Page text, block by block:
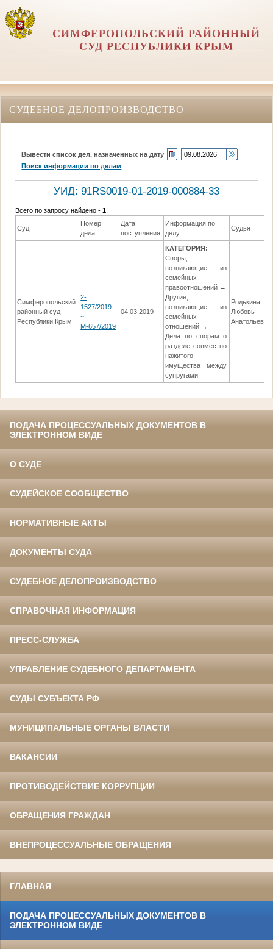
СИМФЕРОПОЛЬСКИЙ РАЙОННЫЙ
СУД РЕСПУБЛИКИ КРЫМ
СУДЕБНОЕ ДЕЛОПРОИЗВОДСТВО
Вывести список дел, назначенных на дату
Поиск информации по делам
УИД: 91RS0019-01-2019-000884-33
Всего по запросу найдено -1
Суд
Номер
дела
Дата
поступления
Информация по
делу
Судья
Симферопольский
районный суд
Республики Крым
2-
1527/2019
~
М-657/2019
04.03.2019
КАТЕГОРИЯ:
Споры,
возникающие из
семейных
правоотношений →
Другие,
возникающие из
семейных
отношений →
Дела по спорам о
разделе совместно
нажитого
имущества между
супругами
Родькина
Любовь
Анатольевна
ПОДАЧА ПРОЦЕССУАЛЬНЫХ ДОКУМЕНТОВ В
ЭЛЕКТРОННОМ ВИДЕ
О СУДЕ
СУДЕЙСКОЕ СООБЩЕСТВО
НОРМАТИВНЫЕ АКТЫ
ДОКУМЕНТЫ СУДА
СУДЕБНОЕ ДЕЛОПРОИЗВОДСТВО
СПРАВОЧНАЯ ИНФОРМАЦИЯ
ПРЕСС-СЛУЖБА
УПРАВЛЕНИЕ СУДЕБНОГО ДЕПАРТАМЕНТА
СУДЫ СУБЪЕКТА РФ
МУНИЦИПАЛЬНЫЕ ОРГАНЫ ВЛАСТИ
ВАКАНСИИ
ПРОТИВОДЕЙСТВИЕ КОРРУПЦИИ
ОБРАЩЕНИЯ ГРАЖДАН
ВНЕПРОЦЕССУАЛЬНЫЕ ОБРАЩЕНИЯ
ГЛАВНАЯ
ПОДАЧА ПРОЦЕССУАЛЬНЫХ ДОКУМЕНТОВ В
ЭЛЕКТРОННОМ ВИДЕ